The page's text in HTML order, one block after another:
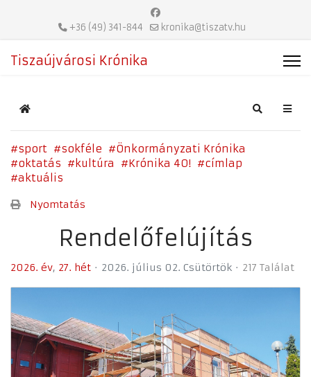
+36 (49) 341-844 kronika@tiszatv.hu
Tiszaújvárosi Krónika
Home Search
sport sokféle
Önkormányzati Krónika
oktatás
kultúra Krónika 40!
címlap
aktuális
Nyomtatás
Rendelőfelújítás
2026. év 27. hét 2026. július 02. Csütörtök 217 Találat